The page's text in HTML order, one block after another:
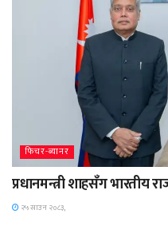
फिचर-ब्यानर
प्रधानमन्त्री शाहसँग भारतीय
२५ साउन २०८३,